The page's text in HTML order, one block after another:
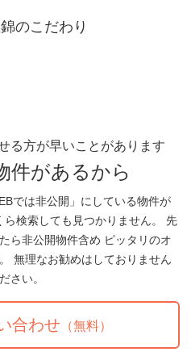
のこだわり
る方が早いことがあります
件があるから
では非公開」にしている物件が
検索しても見つかりません。 先
ら非公開物件含め ピッタリのオ
無理なお勧めはしておりません
さい。
合わせ （無料）